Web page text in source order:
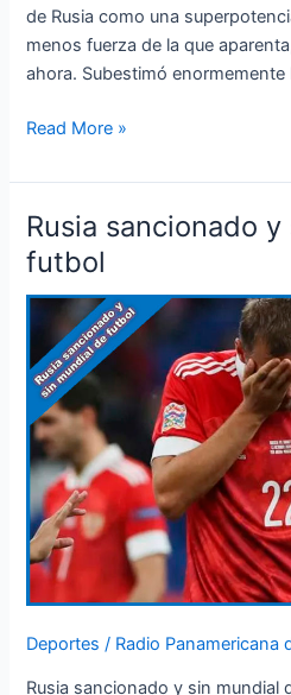
de Rusia como una
menos fuerza de la que
ahora. Subestimó enormemente
Read More »
Rusia sancionado
futbol
Deportes / Radio Panamericana
Rusia sancionado y sin mundial
Rusia
sancionado
y
mundial
de
futbol